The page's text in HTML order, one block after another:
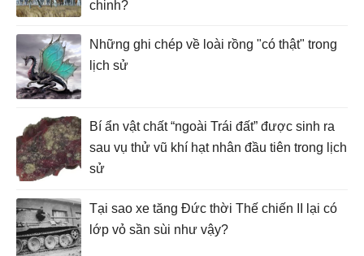
chinh?
Những ghi chép về loài rồng "có thật" trong
lịch sử
Bí ẩn vật chất “ngoài Trái đất” được sinh ra
sau vụ thử vũ khí hạt nhân đầu tiên trong lịch
sử
Tại sao xe tăng Đức thời Thế chiến II lại có
lớp vỏ sần sùi như vậy?